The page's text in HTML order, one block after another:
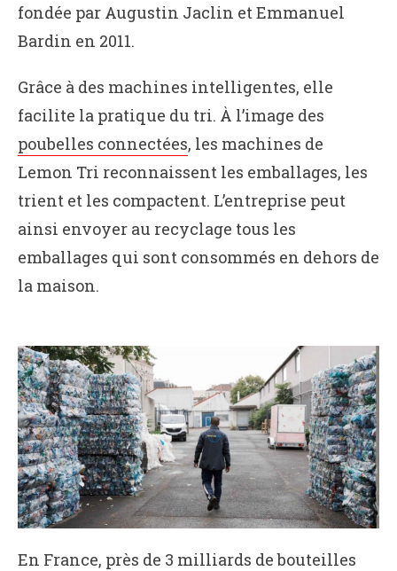
fondée par Augustin Jaclin et Emmanuel
Bardin en 2011.
Grâce à des machines intelligentes, elle
facilite la pratique du tri. À l’image des
poubelles connectées, les machines de
Lemon Tri reconnaissent les emballages, les
trient et les compactent. L’entreprise peut
ainsi envoyer au recyclage tous les
emballages qui sont consommés en dehors de
la maison.
En France, près de 3 milliards de bouteilles